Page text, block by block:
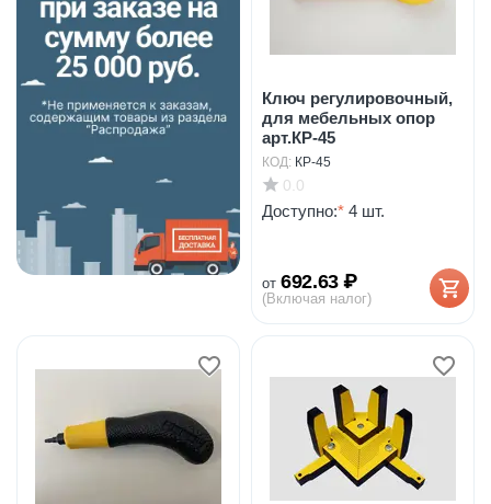
Ключ регулировочный,
для мебельных опор
арт.КР-45
КОД: КР-45
0.0
Доступно:* 4 шт.
от 692.63 ₽
(Включая налог)